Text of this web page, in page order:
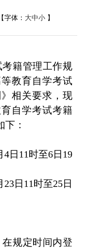
体： 大中小 】
籍管理工作规
教育自学考试
相关要求，现
自学考试考籍
：
4日 11时至6日 19
23日 11时至25日
规定时间内登